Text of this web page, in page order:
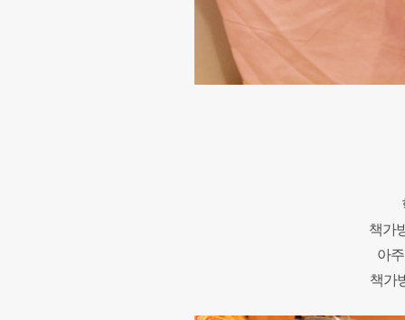
책가
아
책가